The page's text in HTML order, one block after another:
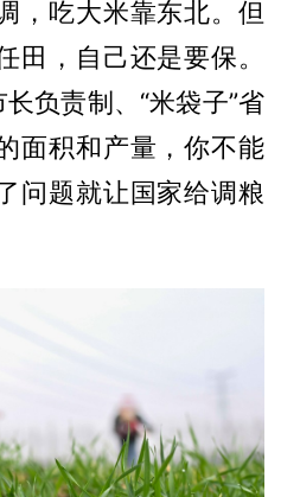
，吃大米靠东北。但
田，自己还是要保。
负责制、“米袋子”省
面积和产量，你不能
问题就让国家给调粮